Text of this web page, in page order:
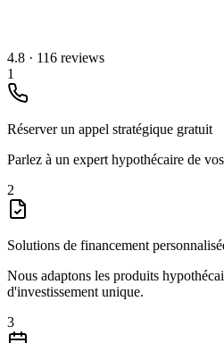
4.8 · 116 reviews
1
Réserver un appel stratégique gratuit
Parlez à un expert hypothécaire de
2
Solutions de financement
Nous adaptons les produits
d'investissement unique.
3